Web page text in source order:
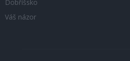
Dobříšsko
Váš názor